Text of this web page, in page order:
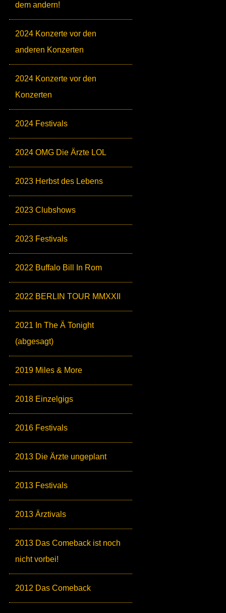
dem andern!
2024 Konzerte vor den
anderen Konzerten
2024 Konzerte vor den
Konzerten
2024 Festivals
2024 OMG Die Ärzte LOL
2023 Herbst des Lebens
2023 Clubshows
2023 Festivals
2022 Buffalo Bill In Rom
2022 BERLIN TOUR MMXXII
2021 In The Ä Tonight
(abgesagt)
2019 Miles & More
2018 Einzelgigs
2016 Festivals
2013 Die Ärzte ungeplant
2013 Festivals
2013 Ärztivals
2013 Das Comeback ist noch
nicht vorbei!
2012 Das Comeback